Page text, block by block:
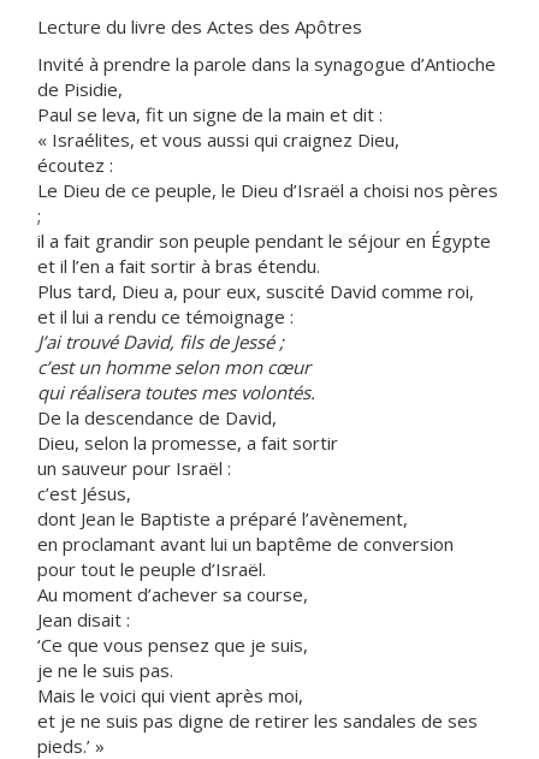
Lecture du livre des Actes des Apôtres
Invité à prendre la parole dans la synagogue d’Antioche
de Pisidie,
Paul se leva, fit un signe de la main et dit :
« Israélites, et vous aussi qui craignez Dieu,
écoutez :
Le Dieu de ce peuple, le Dieu d’Israël a choisi nos pères
;
il a fait grandir son peuple pendant le séjour en Égypte
et il l’en a fait sortir à bras étendu.
Plus tard, Dieu a, pour eux, suscité David comme roi,
et il lui a rendu ce témoignage :
J’ai trouvé David, fils de Jessé ;
c’est un homme selon mon cœur
qui réalisera toutes mes volontés.
De la descendance de David,
Dieu, selon la promesse, a fait sortir
un sauveur pour Israël :
c’est Jésus,
dont Jean le Baptiste a préparé l’avènement,
en proclamant avant lui un baptême de conversion
pour tout le peuple d’Israël.
Au moment d’achever sa course,
Jean disait :
‘Ce que vous pensez que je suis,
je ne le suis pas.
Mais le voici qui vient après moi,
et je ne suis pas digne de retirer les sandales de ses
pieds.’ »